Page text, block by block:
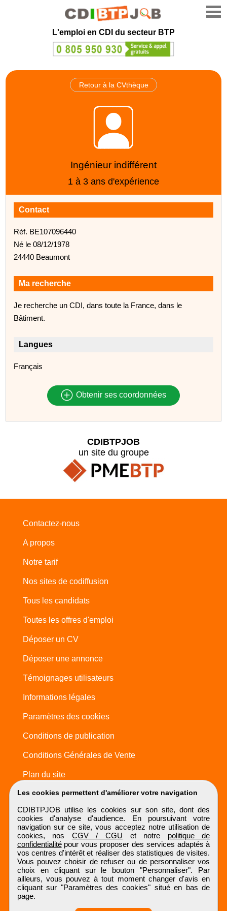
L'emploi en CDI du secteur BTP
Retour à la CVthèque
Ingénieur indifférent
1 à 3 ans d'expérience
Contact
Réf. BE107096440
Né le 08/12/1978
24440 Beaumont
Ma recherche
Je recherche un CDI, dans toute la France, dans le
Bâtiment.
Langues
Français
Obtenir ses coordonnées
Les cookies permettent d'améliorer votre navigation
CDIBTPJOB utilise les cookies sur son site, dont des
cookies d'analyse d'audience. En poursuivant votre
navigation sur ce site, vous acceptez notre utilisation de
cookies, nos CGV / CGU et notre politique de
confidentialitépour vous proposer des services adaptés à
vos centres d'intérêt et réaliser des statistiques de visites.
Vous pouvez choisir de refuser ou de personnaliser vos
choix en cliquant sur le bouton "Personnaliser". Par
ailleurs, vous pouvez à tout moment changer d'avis en
cliquant sur "Paramètres des cookies" situé en bas de
page.
CDIBTPJOB
un site du groupe
Contactez-nous
A propos
Notre tarif
Nos sites de codiffusion
Tous les candidats
Toutes les offres d'emploi
Déposer un CV
Déposer une annonce
Témoignages utilisateurs
Informations légales
Paramètres des cookies
Conditions de publication
Conditions Générales de Vente
Plan du site